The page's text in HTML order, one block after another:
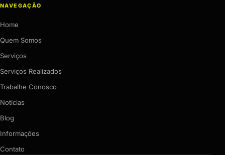
NAVEGAÇÃO
Home
Quem Somos
Serviços
Serviços Realizados
Trabalhe Conosco
Notícias
Blog
Informações
Contato